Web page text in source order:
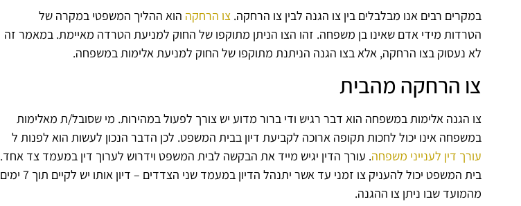
במקרים רבים אנו מבלבלים בין צו הגנה לבין צו הרחקה. צו הרחקה הוא ההליך המשפטי במקרה של
הטרדות מידי אדם שאינו בן משפחה. זהו הצו הניתן מתוקפו של החוק למניעת הטרדה מאיימת. במאמר זה
לא נעסוק בצו הרחקה, אלא בצו הגנה הניתנת מתוקפו של החוק למניעת אלימות במשפחה.
צו הרחקה מהבית
צו הגנה אלימות במשפחה הוא דבר רגיש ודי ברור מדוע יש צורך לפעול במהירות. מי שסובל/ת מאלימות
במשפחה אינו יכול לחכות תקופה ארוכה לקביעת דיון בבית המשפט. לכן הדבר הנכון לעשות הוא לפנות ל
עורך דין לענייני משפחה. עורך הדין יגיש מייד את הבקשה לבית המשפט וידרוש לערוך דין במעמד צד אחד.
בית המשפט יכול להעניק צו זמני עד אשר יתנהל הדיון במעמד שני הצדדים – דיון אותו יש לקיים תוך 7 ימים
מהמועד שבו ניתן צו ההגנה.